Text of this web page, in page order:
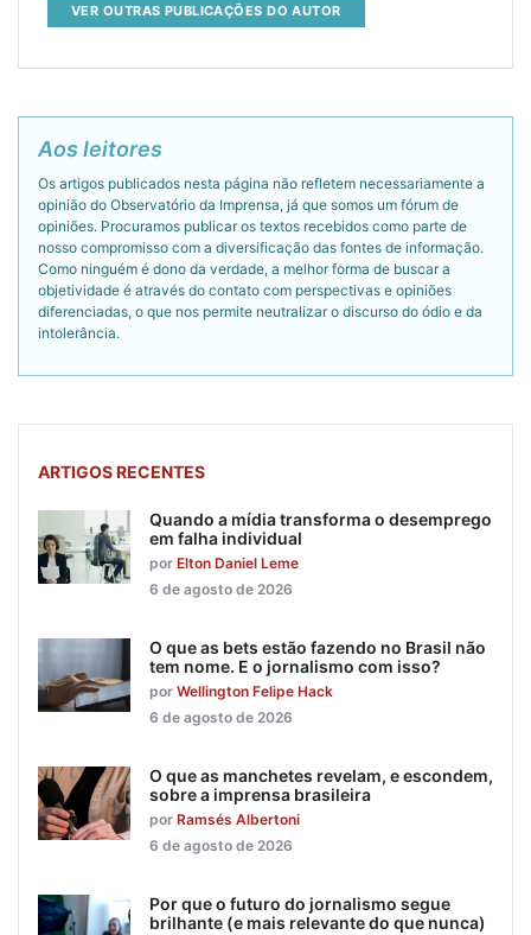
VER OUTRAS PUBLICAÇÕES DO AUTOR
Aos leitores
Os artigos publicados nesta página não refletem necessariamente a
opinião do Observatório da Imprensa, já que somos um fórum de
opiniões. Procuramos publicar os textos recebidos como parte de
nosso compromisso com a diversificação das fontes de informação.
Como ninguém é dono da verdade, a melhor forma de buscar a
objetividade é através do contato com perspectivas e opiniões
diferenciadas, o que nos permite neutralizar o discurso do ódio e da
intolerância.
ARTIGOS RECENTES
Quando a mídia transforma o desemprego
em falha individual
por Elton Daniel Leme
6 de agosto de 2026
O que as bets estão fazendo no Brasil não
tem nome. E o jornalismo com isso?
por Wellington Felipe Hack
6 de agosto de 2026
O que as manchetes revelam, e escondem,
sobre a imprensa brasileira
por Ramsés Albertoni
6 de agosto de 2026
Por que o futuro do jornalismo segue
brilhante (e mais relevante do que nunca)